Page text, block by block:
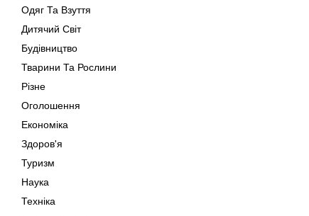
Одяг Та Взуття
Дитячий Світ
Будівництво
Тварини Та Рослини
Різне
Оголошення
Економіка
Здоров'я
Туризм
Наука
Техніка